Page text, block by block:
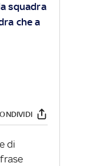
squadra
che a
di